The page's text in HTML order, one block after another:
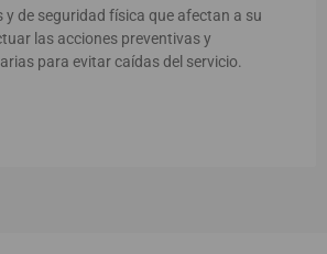
y de seguridad física que afectan a su
las acciones preventivas y
para evitar caídas del servicio.